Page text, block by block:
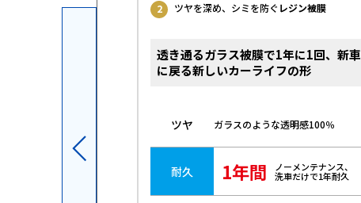
2
ツヤを深め、シミを防ぐ レジン被膜
透き通るガラス被膜で1年に1回、新車
に戻る新しいカーライフの形
ツヤ ガラスのような透明感100％
耐久 1年間 ノーメンテナンス、
洗車だけで1年耐久